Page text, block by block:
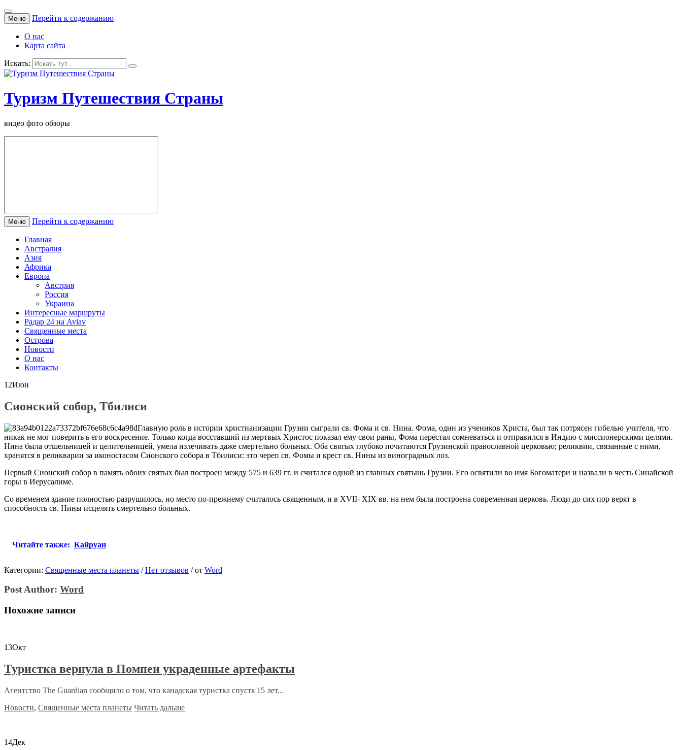
Меню Перейти к содержанию
О нас
Карта сайта
Искать:
Туризм Путешествия Страны
видео фото обзоры
Меню Перейти к содержанию
Главная
Австралия
Азия
Африка
Европа
Австрия
Россия
Украина
Интересные маршруты
Радар 24 на Aviav
Священные места
Острова
Новости
О нас
Контакты
12Июн
Сионский собор, Тбилиси
Главную роль в истории христианизации Грузии сыграли св. Фома и св. Нина. Фома, один из учеников Христа, был так потрясен гибелью учителя, что
никак не мог поверить ь его воскресение. Только когда восставший из мертвых Христос показал ему свои раны, Фома перестал сомневаться и отправился в Индию с миссионерскими целями.
Нина была отшельницей и целительницей, умела излечивать даже смертельно больных. Оба святых глубоко почитаются Грузинской православной церковью; реликвии, связанные с ними,
хранятся в реликварии за иконостасом Сионского собора в Тбилиси: это череп св. Фомы и крест св. Нины из виноградных лоз.
Первый Сионский собор в память обоих святых был построен между 575 и 639 гг. и считался одной из главных святынь Грузии. Его освятили во имя Богоматери и назвали в честь Синайской
горы в Иерусалиме.
Со временем здание полностью разрушилось, но место по-прежнему считалось священным, и в XVII- XIX вв. на нем была построена современная церковь. Люди до сих пор верят в
способность св. Нины исцелять смертельно больных.
Читайте также: Кайруан
Категории: Священные места планеты / Нет отзывов /от Word
Post Author: Word
Похожие записи
13Окт
Туристка вернула в Помпеи украденные артефакты
Агентство The Guardian сообщило о том, что канадская туристка спустя 15 лет...
Новости, Священные места планеты Читать дальше
14Дек